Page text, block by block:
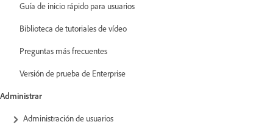
Guía de inicio rápido para usuarios
Biblioteca de tutoriales de vídeo
Preguntas más frecuentes
Versión de prueba de Enterprise
Administrar
Administración de usuarios